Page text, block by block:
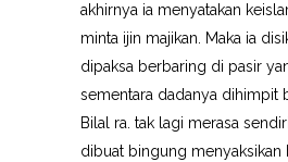
akhirnya ia menyatakan
minta ijin majikan. Maka ia
dipaksa berbaring di pasir
sementara dadanya dihimpit
Bilal ra. tak lagi merasa
dibuat bingung menyaksikan